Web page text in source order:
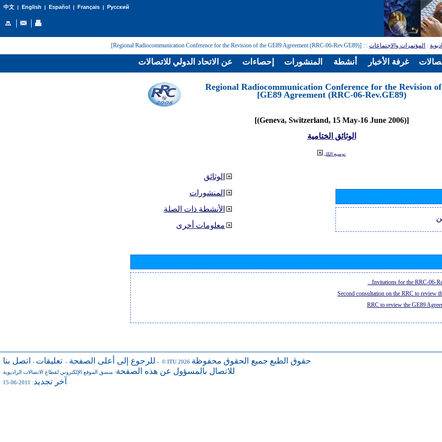
中文| English | Español | Français| Русский
: المؤتمرات والاجتماعات:
: [Regional Radiocommunication Conference for the Revision of the GE89 Agreement (RRC-06-Rev.GE89)]
[Regional Radiocommunication Conference for the Revision
GE89 Agreement (RRC-06-Rev.GE89)]
[(Geneva, Switzerland, 15 May-16 June 2006)]
الوثائق الختامية
توسيع الكل
الوثائق
المنشورات
الأنشطة ذات الصلة
معلومات أخرى
Invitations for the RRC-06-
Second consultation on the RRC to review
RRC to review the GE89
للرجوع إلى أعلى الصفحة - تعليقات - اتصل بنا - © ITU 2026 حقوق الطبع جميع الحقوق محفوظة
للاتصال بالمسؤول عن هذه الصفحة: منسق الموقع الإلكتروني لقطاع الاتصالات الراديوية
آخر تجديد: 2011-06-15
عن الاتحاد الدولي للاتصالات إحصاءات المنشورات أنشطة غرفة الأخبار